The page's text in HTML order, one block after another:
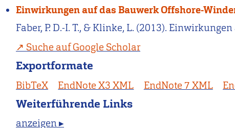
Einwirkungen auf das Bauwerk Offshore-
Faber, P. D.-I. T., & Klinke, L. (2013).
Suche auf Google Scholar
Exportformate
BibTeX EndNote X3 XML EndNote 7 XML
Weiterführende Links
anzeigen ▸